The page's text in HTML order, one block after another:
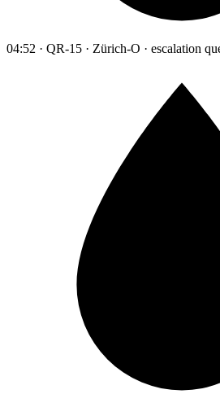
04:52 · QR-15 · Zürich-O · escalation